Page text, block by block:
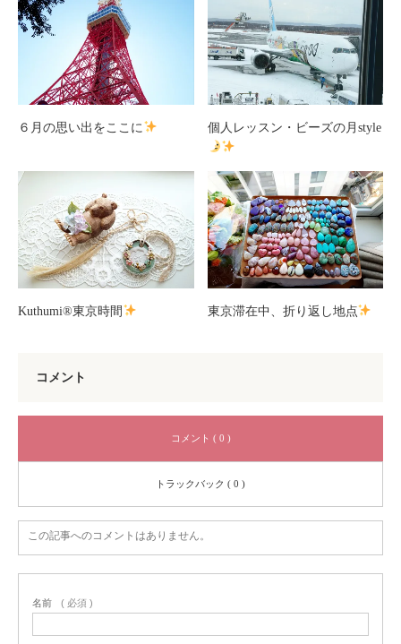
６月の思い出をここに 個人レッスン・ビーズの月style
Kuthumi®東京時間 東京滞在中、折り返し地点
コメント
コメント ( 0 )
トラックバック ( 0 )
この記事へのコメントはありません。
名前 ( 必須 )